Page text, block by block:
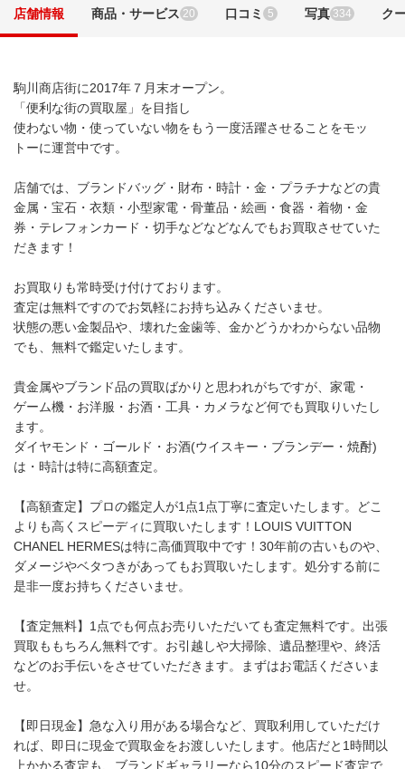
店舗情報 商品・サービス 20 口コミ 5 写真 334 ク
駒川商店街に2017年７月末オープン。
「便利な街の買取屋」を目指し
使わない物・使っていない物をもう一度活躍させることをモッ
トーに運営中です。
店舗では、ブランドバッグ・財布・時計・金・プラチナなどの貴
金属・宝石・衣類・小型家電・骨董品・絵画・食器・着物・金
券・テレフォンカード・切手などなどなんでもお買取させていた
だきます！
お買取りも常時受け付けております。
査定は無料ですのでお気軽にお持ち込みくださいませ。
状態の悪い金製品や、壊れた金歯等、金かどうかわからない品物
でも、無料で鑑定いたします。
貴金属やブランド品の買取ばかりと思われがちですが、家電・
ゲーム機・お洋服・お酒・工具・カメラなど何でも買取りいたし
ます。
ダイヤモンド・ゴールド・お酒(ウイスキー・ブランデー・焼酎)
は・時計は特に高額査定。
【高額査定】プロの鑑定人が1点1点丁寧に査定いたします。どこ
よりも高くスピーディに買取いたします！LOUIS VUITTON
CHANEL HERMESは特に高価買取中です！30年前の古いものや、
ダメージやベタつきがあってもお買取いたします。処分する前に
是非一度お持ちくださいませ。
【査定無料】1点でも何点お売りいただいても査定無料です。出張
買取ももちろん無料です。お引越しや大掃除、遺品整理や、終活
などのお手伝いをさせていただきます。まずはお電話くださいま
せ。
【即日現金】急な入り用がある場合など、買取利用していただけ
れば、即日に現金で買取金をお渡しいたします。他店だと1時間以
上かかる査定も、ブランドギャラリーなら10分のスピード査定で